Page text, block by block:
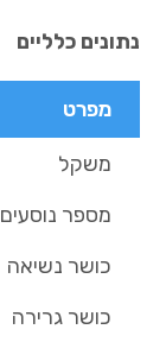
נתונים כלליים
מפרט
משקל
מספר נוסעים
כושר נשיאה
כושר גרירה